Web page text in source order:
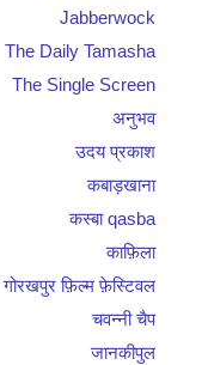
Jabberwock
The Daily Tamasha
The Single Screen
अनुभव
उदय प्रकाश
कबाड़खाना
कस्बा qasba
काफ़िला
गोरखपुर फ़िल्म फ़ेस्टिवल
चवन्नी चैप
जानकीपुल